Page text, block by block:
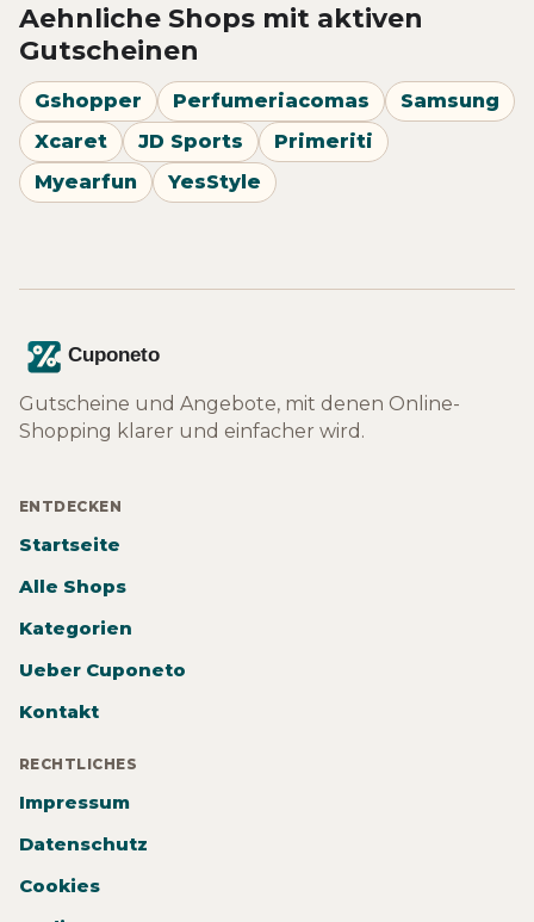
Aehnliche Shops mit aktiven
Gutscheinen
Gshopper Perfumeriacomas
Samsung
Xcaret
JD Sports
Primeriti
Myearfun
YesStyle
Gutscheine und Angebote, mit denen Online-
Shopping klarer und einfacher wird.
ENTDECKEN
Startseite
Alle Shops
Kategorien
Ueber Cuponeto
Kontakt
RECHTLICHES
Impressum
Datenschutz
Cookies